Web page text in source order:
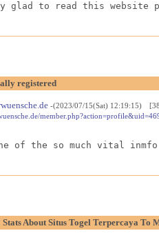
glad to read this website
registered
-(2023/07/15(Sat) 12:19:15)
of the so much vital
Stats About Situs Togel Terpercaya To